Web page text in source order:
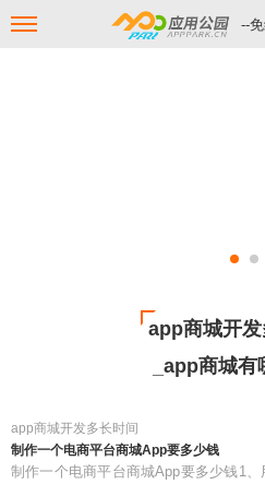
--
app商城开发
_app商城
app商城开发多长时间
制作一个电商平台商城App要多少钱
制作一个电商平台商城App要多少钱1